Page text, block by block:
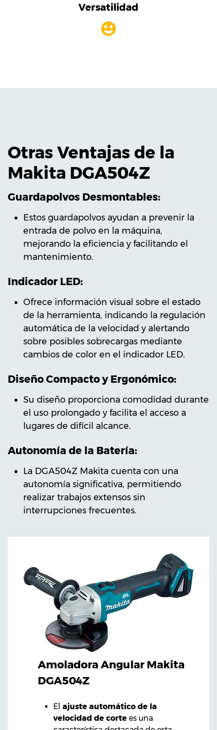
Versatilidad
Otras Ventajas de la
Makita DGA504Z
Guardapolvos Desmontables:
Estos guardapolvos ayudan a prevenir la
entrada de polvo en la máquina,
mejorando la eficiencia y facilitando el
mantenimiento.
Indicador LED:
Ofrece información visual sobre el estado
de la herramienta, indicando la regulación
automática de la velocidad y alertando
sobre posibles sobrecargas mediante
cambios de color en el indicador LED.
Diseño Compacto y Ergonómico:
Su diseño proporciona comodidad durante
el uso prolongado y facilita el acceso a
lugares de difícil alcance.
Autonomía de la Batería:
La DGA504Z Makita cuenta con una
autonomía significativa, permitiendo
realizar trabajos extensos sin
interrupciones frecuentes.
Amoladora Angular Makita
DGA504Z
El ajuste automático de la
velocidad de corte es una